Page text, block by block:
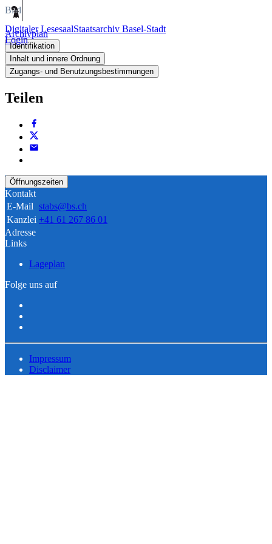
Digitaler LesesaalStaatsarchiv Basel-Stadt
Login
Bild
Archivplan
Identifikation
Inhalt und innere Ordnung
Zugangs- und Benutzungsbestimmungen
Teilen
Öffnungszeiten
Kontakt
E-Mail stabs@bs.ch
Kanzlei +41 61 267 86 01
Adresse
Links
Lageplan
Folge uns auf
Impressum
Disclaimer